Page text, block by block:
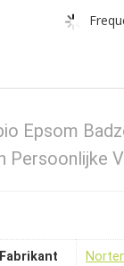
Epsom
Persoonlijke
Fabrikant